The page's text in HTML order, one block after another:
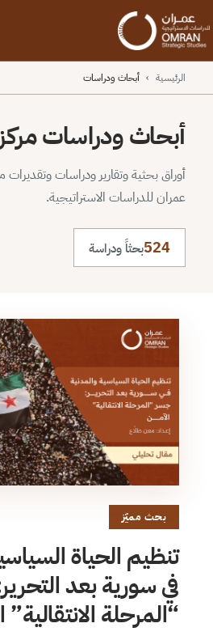
الرئيسية › أبحاث ودراسات
أبحاث ودراسات
أوراق بحثية وتقارير ودراسات
عمران للدراسات الاستراتيجية.
524بحثاً ودراسة
بحث مميّز
تنظيم الحياة
في سورية بعد
“المرحلة الانتقالية”